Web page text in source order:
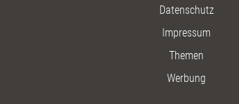
Datenschutz
Impressum
Themen
Werbung